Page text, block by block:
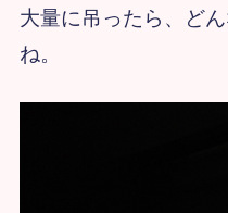
大量に吊ったら、ど
ね。